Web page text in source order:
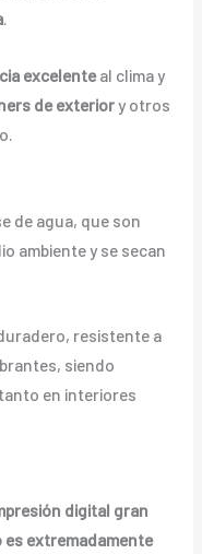
.
excelenteal clima y
de exteriory otros
de agua, que son
ambiente y se secan
resistente a
siendo
en interiores
digital gran
es extremadamente